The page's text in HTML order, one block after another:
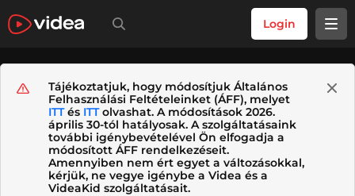
Login
Tájékoztatjuk, hogy módosítjuk Általános
Felhasználási Feltételeinket (ÁFF), melyet
ITTés ITTolvashat. A módosítások 2026.
április 30-tól hatályosak. A szolgáltatásaink
további igénybevételével Ön elfogadja a
módosított ÁFF rendelkezéseit.
Amennyiben nem ért egyet a változásokkal,
kérjük, ne vegye igénybe a Videa és a
VideaKid szolgáltatásait.